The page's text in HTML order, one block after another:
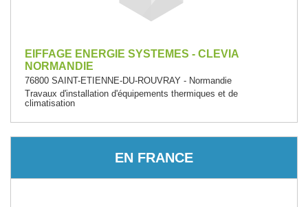
EIFFAGE ENERGIE SYSTEMES - CLEVIA
NORMANDIE
76800 SAINT-ETIENNE-DU-ROUVRAY - Normandie
Travaux d'installation d'équipements thermiques et de
climatisation
EN FRANCE